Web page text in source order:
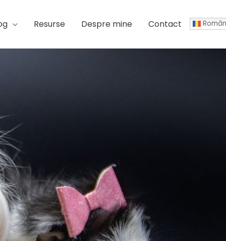
Resurse Despre mine Contact